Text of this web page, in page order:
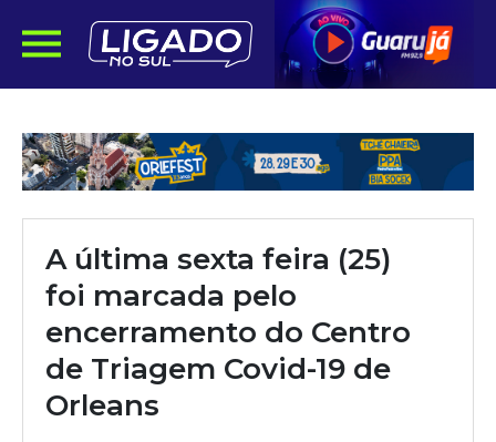
A última sexta feira (25)
foi marcada pelo
encerramento do Centro
de Triagem Covid-19 de
Orleans